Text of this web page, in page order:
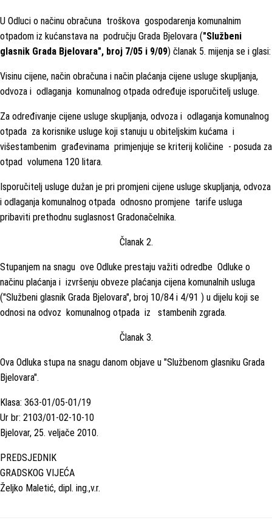
U Odluci o načinu obračuna troškova gospodarenja komunalnim
otpadom iz kućanstava na području Grada Bjelovara ("Službeni
glasnik Grada Bjelovara", broj 7/05 i 9/09) članak 5. mijenja se i glasi:
Visinu cijene, način obračuna i način plaćanja cijene usluge skupljanja,
odvoza i odlaganja komunalnog otpada određuje isporučitelj usluge.
Za određivanje cijene usluge skupljanja, odvoza i odlaganja komunalnog
otpada za korisnike usluge koji stanuju u obiteljskim kućama i
višestambenim građevinama primjenjuje se kriterij količine - posuda za
otpad volumena 120 litara.
Isporučitelj usluge dužan je pri promjeni cijene usluge skupljanja, odvoza
i odlaganja komunalnog otpada odnosno promjene tarife usluga
pribaviti prethodnu suglasnost Gradonačelnika.
Članak 2.
Stupanjem na snagu ove Odluke prestaju važiti odredbe Odluke o
načinu plaćanja i izvršenju obveze plaćanja cijena komunalnih usluga
("Službeni glasnik Grada Bjelovara", broj 10/84 i 4/91 ) u dijelu koji se
odnosi na odvoz komunalnog otpada iz stambenih zgrada.
Članak 3.
Ova Odluka stupa na snagu danom objave u "Službenom glasniku Grada
Bjelovara".
Klasa: 363-01/05-01/19
Ur br: 2103/01-02-10-10
Bjelovar, 25. veljače 2010.
PREDSJEDNIK
GRADSKOG VIJEĆA
Željko Maletić, dipl. ing.,v.r.